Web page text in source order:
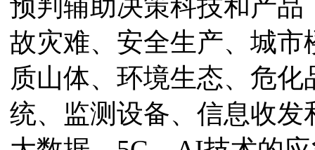
预判辅助决策科技和产
故灾难、安全生产、城
质山体、环境生态、危
统、监测设备、信息收